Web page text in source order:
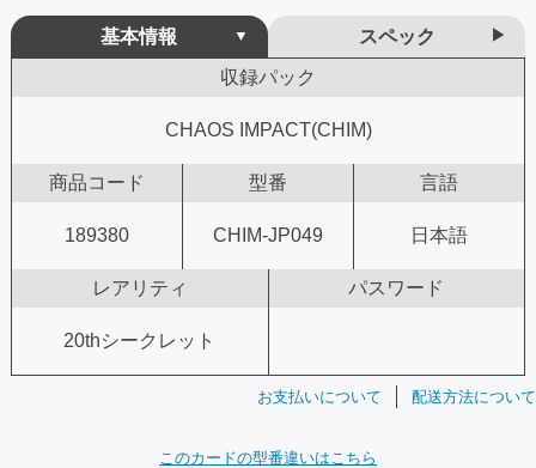
基本情報
スペック
収録パック
CHAOS IMPACT(CHIM)
商品コード 型番 言語
189380 CHIM-JP049 日本語
レアリティ パスワード
20thシークレット
お支払いについて 配送方法について
このカードの型番違いはこちら